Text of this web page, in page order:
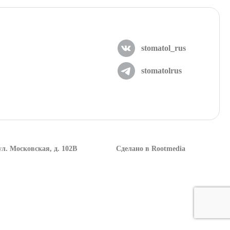
stomatol_rus
stomatolrus
Московская, д. 102В Сделано в Rootmedia